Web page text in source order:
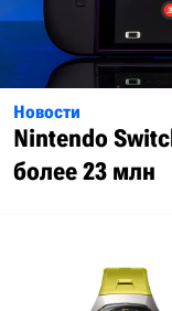
Новости
Nintendo
более 23 млн